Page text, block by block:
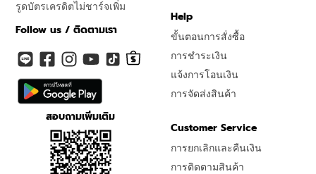
รูดบัตรเครดิตไม่ชาร์จเพิ่ม
Follow us / ติดตามเรา
สอบถามเพิ่มเติม
Help
ขั้นตอนการสั่งซื้อ
การชำระเงิน
แจ้งการโอนเงิน
การจัดส่งสินค้า
Customer Service
การยกเลิกและคืนเงิน
การติดตามสินค้า